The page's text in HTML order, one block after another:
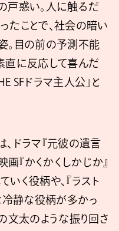
戸惑い。人に触るだ
たことで、社会の暗い
。目の前の予測不能
直に反応して喜んだ
SFドラマ主人公」と
ドラマ『元彼の遺言
『かくかくしかじか』
く役柄や、『ラスト
冷静な役柄が多かっ
文太のような振り回さ